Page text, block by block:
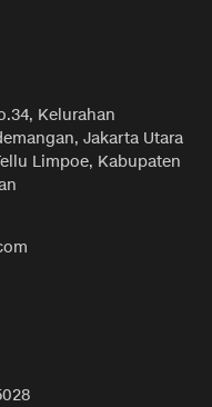
Kelurahan
Jakarta Utara
Limpoe, Kabupaten